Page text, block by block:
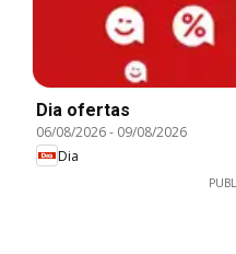
Dia ofertas
06/08/2026- 09/08/2026
Dia